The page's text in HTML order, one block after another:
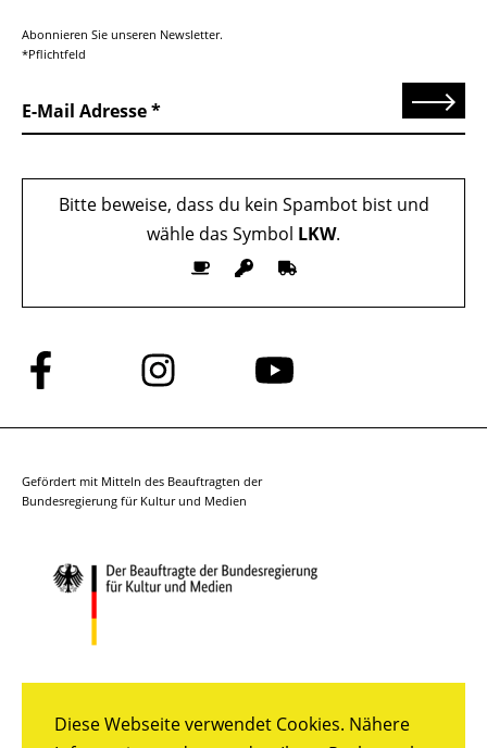
Diese Webseite verwendet Cookies. Nähere
Abonnieren Sie unseren Newsletter.
*Pflichtfeld
E-Mail Adresse Senden
Bitte beweise, dass du kein Spambot bist und
wähle das Symbol LKW.
Folge
uns
auf
Folge
uns
auf
Folge
auf
Gefördert mit Mitteln des Beauftragten der
Bundesregierung für Kultur und Medien